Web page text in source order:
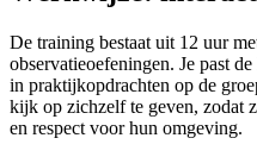
De training bestaat uit 12 uur
observatieoefeningen. Je past
in praktijkopdrachten op de
kijk op zichzelf te geven, zodat
en respect voor hun omgeving.